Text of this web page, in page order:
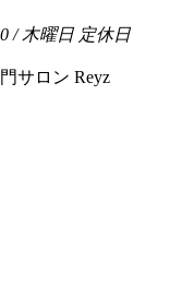
/ 木曜日 定休日
サロン Reyz